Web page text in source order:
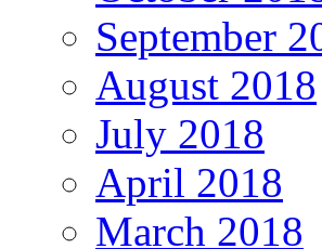
September
August 2018
July 2018
April 2018
March 2018